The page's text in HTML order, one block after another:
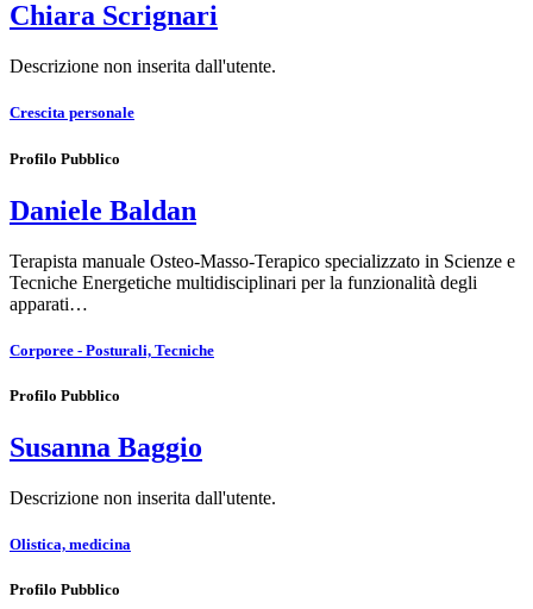
Chiara Scrignari
Descrizione non inserita dall'utente.
Crescita personale
Profilo Pubblico
Daniele Baldan
Terapista manuale Osteo-Masso-Terapico specializzato in Scienze e
Tecniche Energetiche multidisciplinari per la funzionalità degli
apparati…
Corporee - Posturali, Tecniche
Profilo Pubblico
Susanna Baggio
Descrizione non inserita dall'utente.
Olistica, medicina
Profilo Pubblico